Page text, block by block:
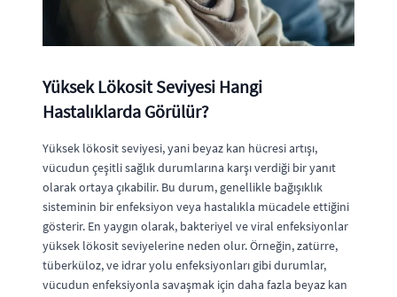
Yüksek Lökosit Seviyesi Hangi
Hastalıklarda Görülür?
Yüksek lökosit seviyesi, yani beyaz kan hücresi artışı,
vücudun çeşitli sağlık durumlarına karşı verdiği bir yanıt
olarak ortaya çıkabilir. Bu durum, genellikle bağışıklık
sisteminin bir enfeksiyon veya hastalıkla mücadele ettiğini
gösterir. En yaygın olarak, bakteriyel ve viral enfeksiyonlar
yüksek lökosit seviyelerine neden olur. Örneğin, zatürre,
tüberküloz, ve idrar yolu enfeksiyonları gibi durumlar,
vücudun enfeksiyonla savaşmak için daha fazla beyaz kan